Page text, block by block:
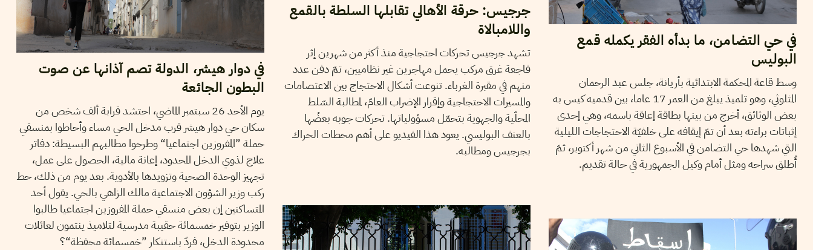
جرجيس: حرقة الأهالي تقابلها السلطة بالقمع
واللامبالاة
تشهد جرجيس تحركات احتجاجية منذ أكثر من شهرين إثر
فاجعة غرق مركب يحمل مهاجرين غير نظاميين، تمّ دفن عدد
منهم في مقبرة الغرباء. تنوعت أشكال الاحتجاج بين الاعتصامات
والمسيرات الاحتجاجية وإقرار الإضراب العامّ، لمطالبة السّلط
المحلّية والجهوية بتحمّل مسؤولياتها. تحركات جوبه بعضُها
بالعنف البوليسي. يعود هذا الفيديو على أهم محطات الحراك
بجرجيس ومطالبه.
في حي التضامن، ما بدأه الفقر يكمله قمع
البوليس
وسط قاعة المحكمة الابتدائية بأريانة، جلس عبد الرحمان
المثلوثي، وهو تلميذ يبلغ من العمر 17 عاما، بين قدميه كيس به
بعض الوثائق، أخرج من بينها بطاقة إعاقة باسمه، وهي إحدى
إثباتات براءته بعد أن تمّ إيقافه على خلفيّة الاحتجاجات الليلية
التي شهدها حي التضامن في الأسبوع الثاني من شهر أكتوبر، ثمّ
أُطلق سراحه ومثل أمام وكيل الجمهورية في حالة تقديم.
في دوار هيشر، الدولة تصم آذانها عن صوت
البطون الجائعة
يوم الأحد 26 سبتمبر الماضي، احتشد قرابة ألف شخص من
سكان حي دوار هيشر قرب مدخل الحي مساء وأحاطوا بمنسقي
حملة ”المفروزين اجتماعيا“ وطرحوا مطالبهم البسيطة: دفاتر
علاج لذوي الدخل المحدود، إعانة مالية، الحصول على عمل،
تجهيز الوحدة الصحية وتزويدها بالأدوية. بعد يوم من ذلك، حط
ركب وزير الشؤون الاجتماعية مالك الزاهي بالحي. يقول أحد
المتساكنين إن بعض منسقي حملة المفروزين اجتماعيا طالبوا
الوزير بتوفير خمسمائة حقيبة مدرسية لتلاميذ ينتمون لعائلات
محدودة الدخل، فردّ باستنكار ”خمسمائة محفظة“؟